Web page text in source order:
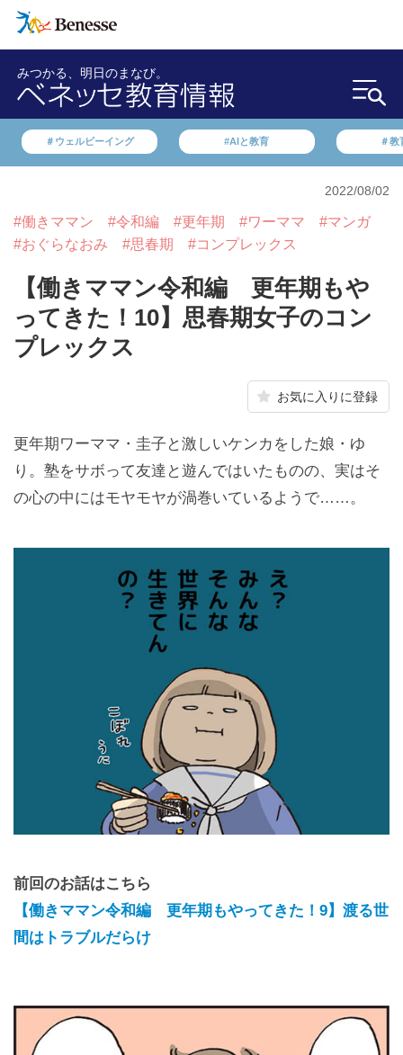
みつかる、明日のまなび。
＃ウェルビーイング #AIと教育 ＃教
2022/08/02
#働きママン #令和編 #更年期 #ワーママ
#マンガ
#おぐらなおみ
#思春期 #コンプレックス
【働きママン令和編 更年期もや
ってきた！10】思春期女子のコン
プレックス
お気に入りに登録
更年期ワーママ・圭子と激しいケンカをした娘・ゆ
り。塾をサボって友達と遊んではいたものの、実はそ
の心の中にはモヤモヤが渦巻いているようで……。
前回のお話はこちら
【働きママン令和編 更年期もやってきた！9】渡る世
間はトラブルだらけ